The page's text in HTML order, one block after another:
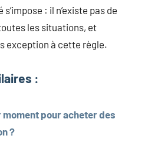
: il n’existe pas de
les situations, et
exception à cette règle.
:
moment pour acheter des
?